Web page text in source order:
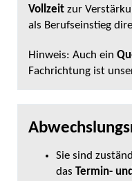
Vollzeit zur
als Berufseinstieg
Hinweis: Auch ein
Fachrichtung ist
Sie sind
das Termin-